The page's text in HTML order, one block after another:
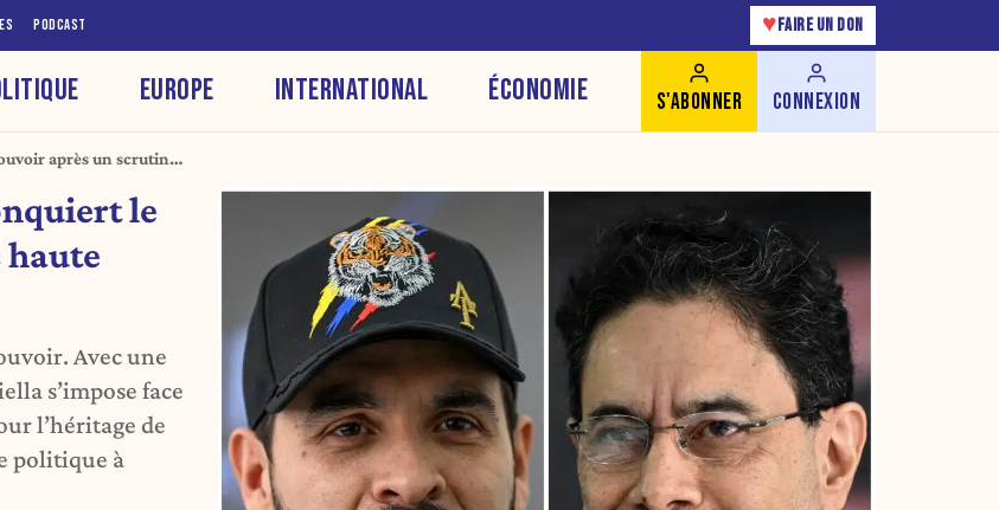
PODCAST ♥ FAIRE UN DON
EUROPE INTERNATIONAL ÉCONOMIE S'ABONNER CONNEXION
après un scrutin
le
Avec une
s’impose face
l’héritage de
politique à